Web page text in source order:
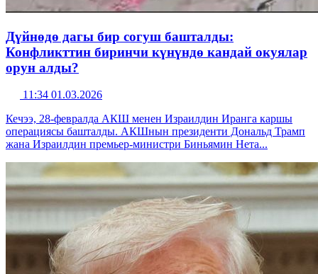
Дүйнөдө дагы бир согуш башталды:
Конфликттин биринчи күнүндө кандай окуялар
орун алды?
11:34 01.03.2026
Кечээ, 28-февралда АКШ менен Израилдин Иранга каршы
операциясы башталды. АКШнын президенти Дональд Трамп
жана Израилдин премьер-министри Биньямин Нета...